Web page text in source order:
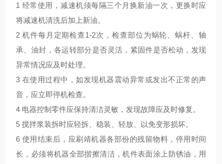
1 经常使用，减速机须每隔三个月换新油一次，更换时应
将减速机清洗后加上新油。
2 机件每月定期检查1-2次，检查部位为蜗轮、蜗杆、轴
承、油封，各运转部分是否灵活，紧固件是否松动，发现
异常情况应及时处理。
3 在使用过程中，如发现机器震动异常或发出不正常的声
音，应立即停机检查。
4 电器控制零件应保持清洁灵敏，发现故障应及时修复。
5 搅拌浆装拆时应轻拆、稳装、轻放、以免变形损坏。
6 使用结束后，应刷靖机器各部份的残留物料，停用时间
长，必须将机器全部揩擦清洁，机件表面涂上防锈油，用